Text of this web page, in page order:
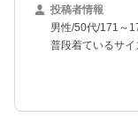
投稿者情報
男性/50代/171～
普段着ているサイ